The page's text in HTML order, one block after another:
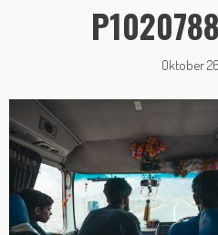
P1020788
Oktober